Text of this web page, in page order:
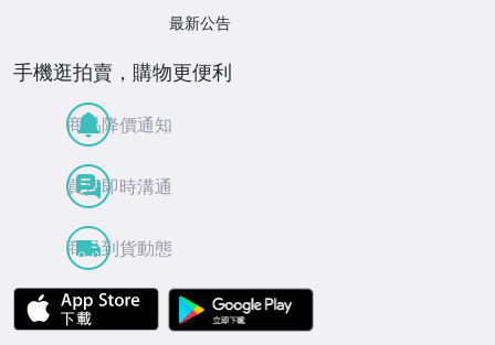
最新公告
手機逛拍賣，購物更便利
商品降價通知
買賣即時溝通
商品到貨動態
APP Store